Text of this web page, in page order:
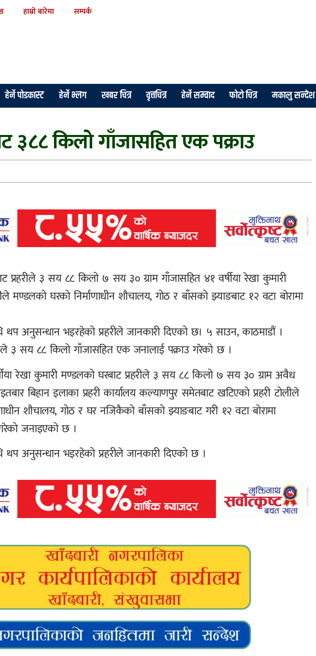
हाम्रो बारेमा सम्पर्क
हेर्ने पोडकास्ट हेर्ने भ्लग खबर चित्र वृत्तचित्र हेर्ने सम्वाद फोटो चित्र मकालु सन्देश
३८८ किलो गाँजासहित एक पक्राउ
प्रहरीले ३ सय ८८ किलो ७ सय ३० ग्राम गाँजासहित ४१ वर्षीया रेखा कुमारी
मण्डलको घरको निर्माणाधीन शौचालय, गोठ र बाँसको झ्याङबाट १२ वटा बोरामा
थप अनुसन्धान भइरहेको प्रहरीले जानकारी दिएको छ। ५ साउन, काठमाडौं ।
३ सय ८८ किलो गाँजासहित एक जनालाई पक्राउ गरेको छ ।
रेखा कुमारी मण्डलको घरबाट प्रहरीले ३ सय ८८ किलो ७ सय ३० ग्राम अवैध
बिहान इलाका प्रहरी कार्यालय कल्याणपुर समेतबाट खटिएको प्रहरी टोलीले
शौचालय, गोठ र घर नजिकैको बाँसको झ्याङबाट गरी १२ वटा बोरामा
जनाइएको छ ।
थप अनुसन्धान भइरहेको प्रहरीले जानकारी दिएको छ ।